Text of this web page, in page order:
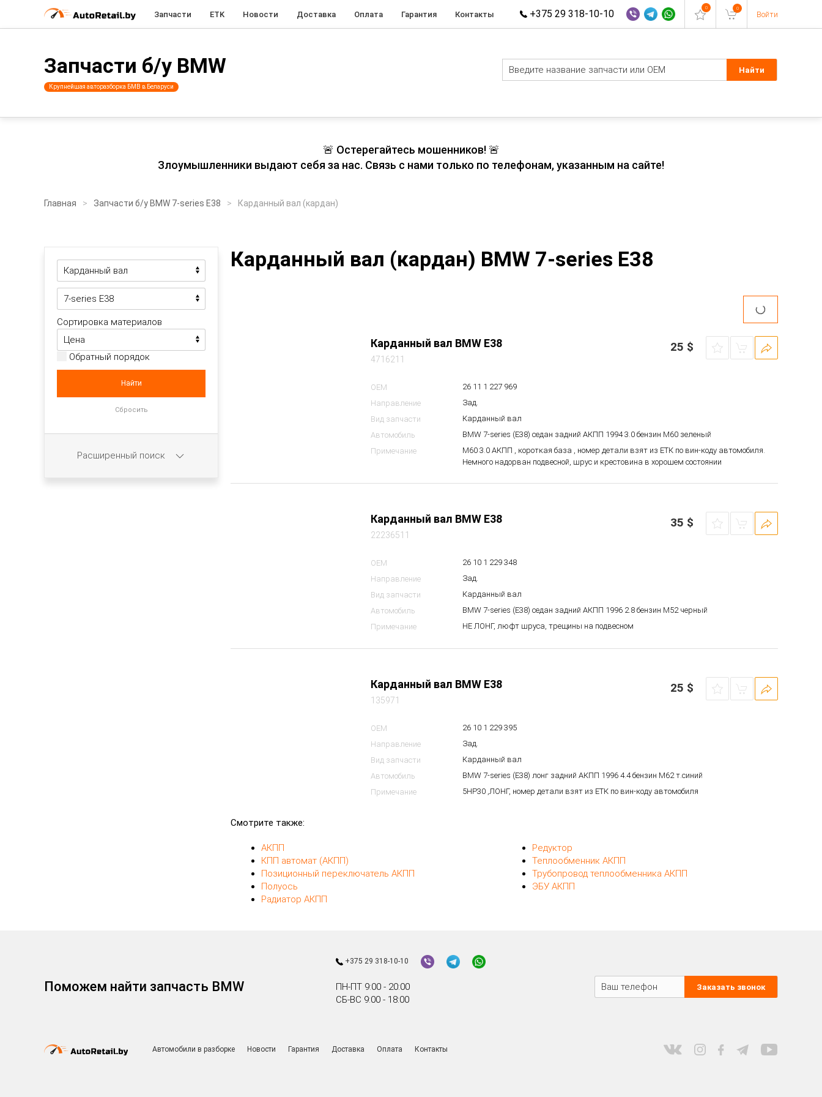
Запчасти ETK Новости Доставка Оплата Гарантия Контакты +375 29 318-10-10 0 0
Войти
Запчасти б/у BMW
Крупнейшая авторазборка БМВ в Беларуси
🚨 Остерегайтесь мошенников! 🚨
Злоумышленники выдают себя за нас. Связь с нами только по телефонам, указанным на сайте!
Главная Запчасти б/у BMW 7-series E38 Карданный вал (кардан)
Карданный вал (кардан) BMW 7-series E38
Карданный вал BMW E38
4716211
25 $
OEM
26 11 1 227 969
Направление
Зад.
Вид запчасти
Карданный вал
Автомобиль
BMW 7-series (E38) седан задний АКПП 1994 3.0 бензин M60 зеленый
Примечание
М60 3.0 АКПП , короткая база , номер детали взят из ЕТК по вин-коду автомобиля.
Немного надорван подвесной, шрус и крестовина в хорошем состоянии
Карданный вал BMW E38
22236511
35 $
OEM
26 10 1 229 348
Направление
Зад.
Вид запчасти
Карданный вал
Автомобиль
BMW 7-series (E38) седан задний АКПП 1996 2.8 бензин M52 черный
Примечание
НЕ ЛОНГ, люфт шруса, трещины на подвесном
Карданный вал BMW E38
135971
25 $
OEM
26 10 1 229 395
Направление
Зад.
Вид запчасти
Карданный вал
Автомобиль
BMW 7-series (E38) лонг задний АКПП 1996 4.4 бензин M62 т.синий
Примечание
5HP30 ,ЛОНГ, номер детали взят из ЕТК по вин-коду автомобиля
Смотрите также:
АКПП
КПП автомат (АКПП)
Позиционный переключатель АКПП
Полуось
Радиатор АКПП
Редуктор
Теплообменник АКПП
Трубопровод теплообменника АКПП
ЭБУ АКПП
Сортировка материалов
Обратный порядок
Расширенный поиск
Поможем найти запчасть BMW
+375 29 318-10-10
ПН-ПТ 9:00 - 20:00
СБ-ВС 9:00 - 18:00
Заказать звонок
Автомобили в разборке Новости Гарантия Доставка Оплата Контакты